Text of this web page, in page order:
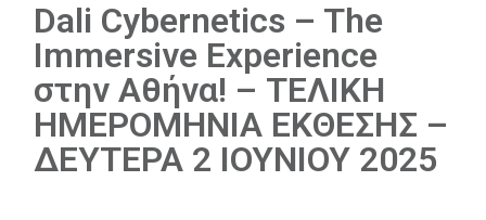
Dali Cybernetics – The
Immersive Experience
στην Αθήνα! – ΤΕΛΙΚΗ
ΗΜΕΡΟΜΗΝΙΑ ΕΚΘΕΣΗΣ –
ΔΕΥΤΕΡΑ 2 ΙΟΥΝΙΟΥ 2025